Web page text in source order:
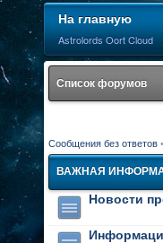
На главную
Astrolords Oort Cloud
Список форумов
Сообщения без ответов •
ВАЖНАЯ
Новости